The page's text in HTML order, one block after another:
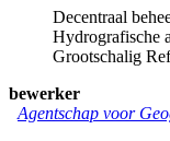
Decentraal
Hydrografische
Grootschalig
bewerker
Agentschap voor